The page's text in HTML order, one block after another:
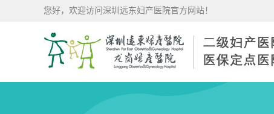
您好，欢迎访问深圳远东妇产医院官方网站！